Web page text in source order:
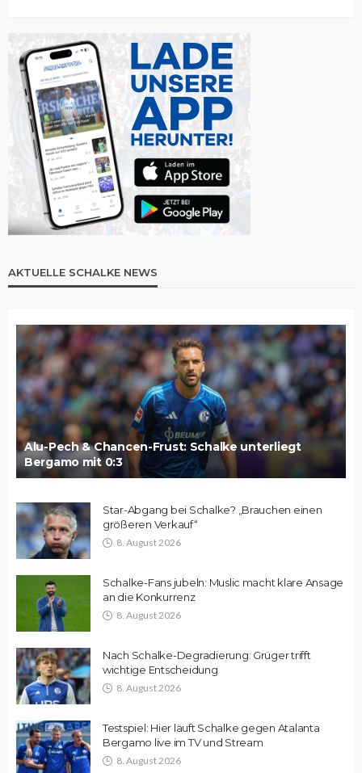
AKTUELLE SCHALKE NEWS
Alu-Pech & Chancen-Frust: Schalke unterliegt
Bergamo mit 0:3
Star-Abgang bei Schalke? „Brauchen einen
größeren Verkauf“
8. August 2026
Schalke-Fans jubeln: Muslic macht klare Ansage
an die Konkurrenz
8. August 2026
Nach Schalke-Degradierung: Grüger trifft
wichtige Entscheidung
8. August 2026
Testspiel: Hier läuft Schalke gegen Atalanta
Bergamo live im TV und Stream
8. August 2026